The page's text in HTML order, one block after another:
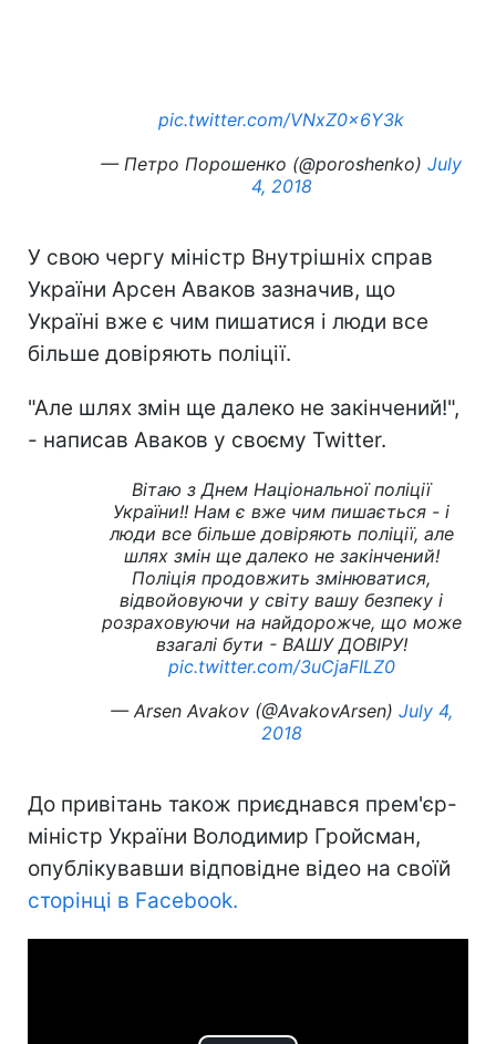
pic.twitter.com/VNxZ0x6Y3k
— Петро Порошенко (@poroshenko) July
4, 2018
У свою чергу міністр Внутрішніх справ
України Арсен Аваков зазначив, що
Україні вже є чим пишатися і люди все
більше довіряють поліції.
"Але шлях змін ще далеко не закінчений!",
- написав Аваков у своєму Twitter.
Вітаю з Днем Національної поліції
України!! Нам є вже чим пишається - і
люди все більше довіряють поліції, але
шлях змін ще далеко не закінчений!
Поліція продовжить змінюватися,
відвойовуючи у світу вашу безпеку і
розраховуючи на найдорожче, що може
взагалі бути - ВАШУ ДОВІРУ!
pic.twitter.com/3uCjaFILZ0
— Arsen Avakov (@AvakovArsen) July 4,
2018
До привітань також приєднався прем'єр-
міністр України Володимир Гройсман,
опублікувавши відповідне відео на своїй
сторінці в Facebook.